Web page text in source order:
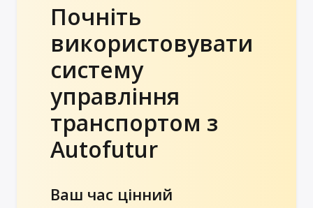
Почніть
використовувати
систему
управління
транспортом з
Autofutur
Ваш час цінний